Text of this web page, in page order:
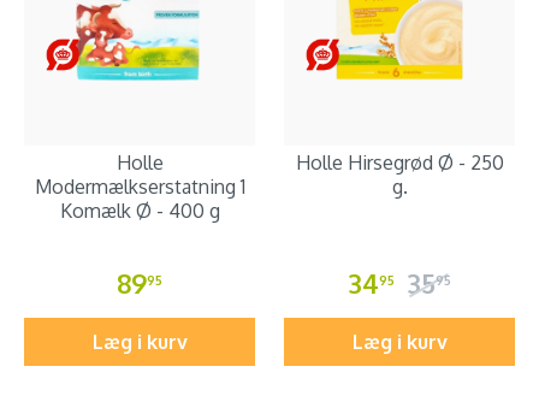
Holle
Modermælkserstatning 1
Komælk Ø - 400 g
8995
Læg i kurv
Holle Hirsegrød Ø - 250
g.
3495 3595
Læg i kurv